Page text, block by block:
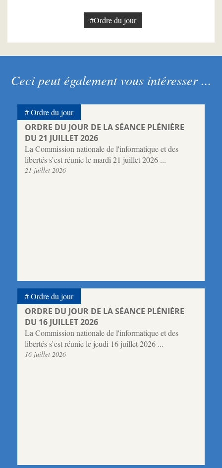
#Ordre du jour
Ceci peut également vous intéresser ...
ORDRE DU JOUR DE LA SÉANCE PLÉNIÈRE
DU 21 JUILLET 2026
La Commission nationale de l'informatique et des
libertés s’est réunie le mardi 21 juillet 2026 ...
21 juillet 2026
Ordre du jour
ORDRE DU JOUR DE LA SÉANCE PLÉNIÈRE
DU 16 JUILLET 2026
La Commission nationale de l'informatique et des
libertés s’est réunie le jeudi 16 juillet 2026 ...
16 juillet 2026
Ordre du jour